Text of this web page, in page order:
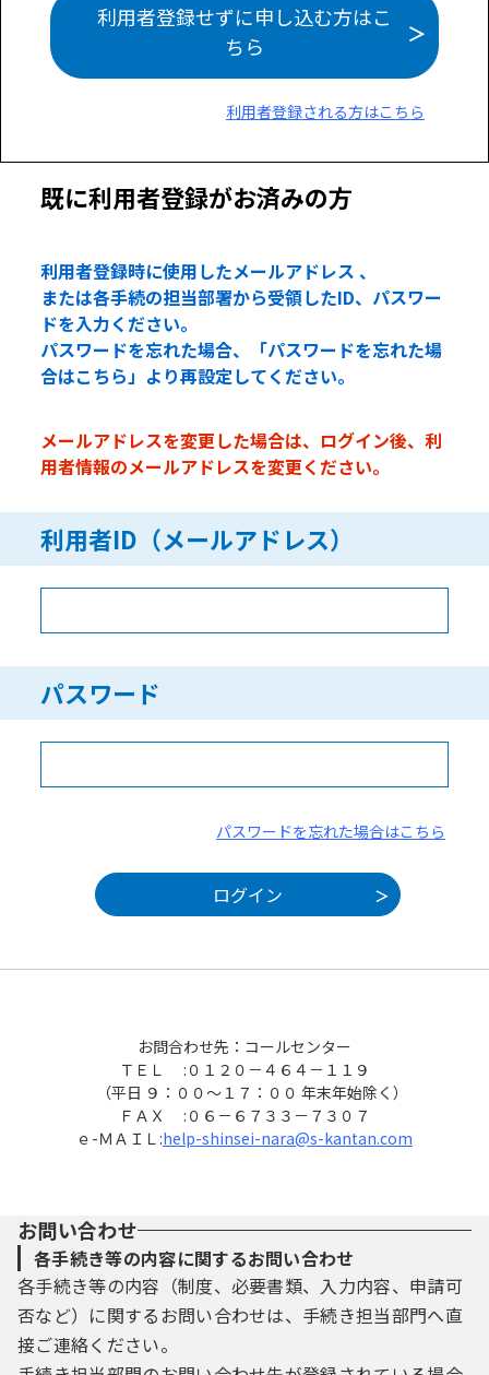
利用者登録せずに申し込む方はこ
ちら
利用者登録される方はこちら
既に利用者登録がお済みの方
利用者登録時に使用したメールアドレス 、
または各手続の担当部署から受領したID、パスワー
ドを入力ください。
パスワードを忘れた場合、「パスワードを忘れた場
合はこちら」より再設定してください。
メールアドレスを変更した場合は、ログイン後、利
用者情報のメールアドレスを変更ください。
利用者ID（メールアドレス）
パスワード
パスワードを忘れた場合はこちら
お問合わせ先：コールセンター
ＴＥＬ :０１２０－４６４－１１９
（平日 ９：００～１７：００ 年末年始除く）
ＦＡＸ :０６－６７３３－７３０７
ｅ-ＭＡＩＬ:help-shinsei-nara@s-kantan.com
お問い合わせ
各手続き等の内容に関するお問い合わせ
各手続き等の内容（制度、必要書類、入力内容、申請可
否など）に関するお問い合わせは、手続き担当部門へ直
接ご連絡ください。